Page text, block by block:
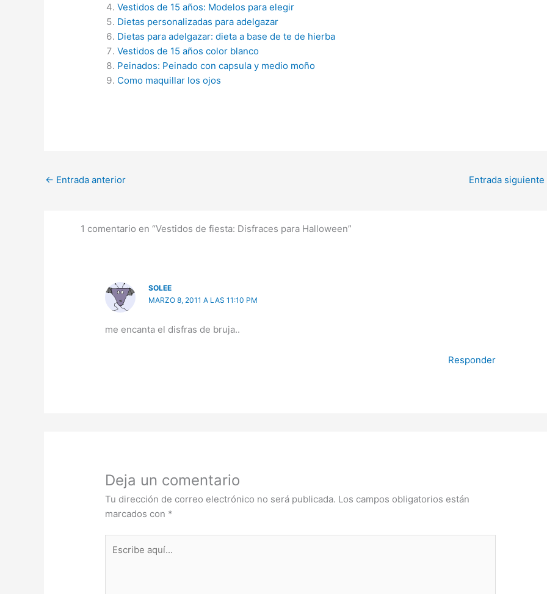
Vestidos de 15 años: Modelos para elegir
Dietas personalizadas para adelgazar
Dietas para adelgazar: dieta a base de te de hierba
Vestidos de 15 años color blanco
Peinados: Peinado con capsula y medio moño
Como maquillar los ojos
← Entrada anterior Entrada siguiente
1 comentario en “Vestidos de fiesta: Disfraces para Halloween”
SOLEE
MARZO 8, 2011 A LAS 11:10 PM
me encanta el disfras de bruja..
Responder
Deja un comentario
Tu dirección de correo electrónico no será publicada. Los campos obligatorios están
marcados con *
aquí...